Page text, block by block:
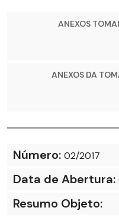
ANEXOS
ANEXOS DA
Número: 02/2017
Data de Abertura:
Resumo Objeto: